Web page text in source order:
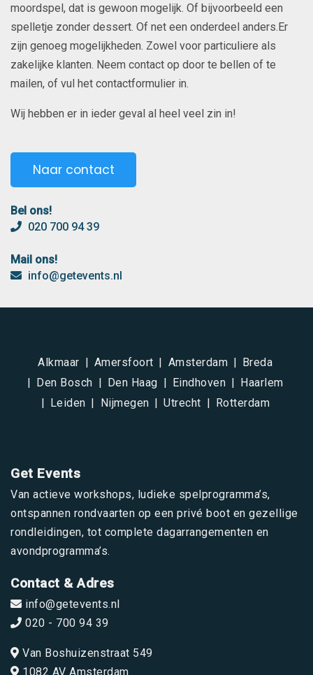
moordspel, dat is gewoon mogelijk. Of bijvoorbeeld een
spelletje zonder dessert. Of net een onderdeel anders.Er
zijn genoeg mogelijkheden. Zowel voor particuliere als
zakelijke klanten. Neem contact op door te bellen of te
mailen, of vul het contactformulier in.
Wij hebben er in ieder geval al heel veel zin in!
Naar contact
Bel ons!
020 700 94 39
Mail ons!
info@getevents.nl
Alkmaar Amersfoort Amsterdam
Breda
Den Bosch
Den Haag Eindhoven
Haarlem
Leiden
Nijmegen Utrecht Rotterdam
Get Events
Van actieve workshops, ludieke spelprogramma’s,
ontspannen rondvaarten op een privé boot en gezellige
rondleidingen, tot complete dagarrangementen en
avondprogramma’s.
Contact & Adres
info@getevents.nl
020 - 700 94 39
Van Boshuizenstraat 549
1082 AV Amsterdam